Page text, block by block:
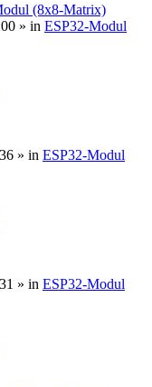
(8x8-Matrix)
» in ESP32-Modul
» in ESP32-Modul
» in ESP32-Modul